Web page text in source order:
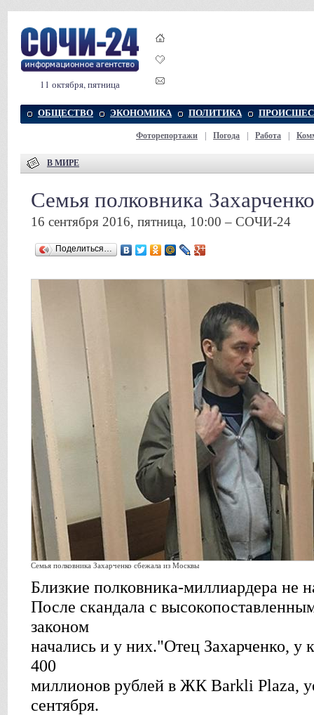
11 октября, пятница
ОБЩЕСТВО ЭКОНОМИКА ПОЛИТИКА
Фоторепортажи Погода Работа
В МИРЕ
Семья полковника
16 сентября 2016, пятница, 10:00 – СОЧИ-24
Поделиться…
Семья полковника Захарченко сбежала из Москвы
Близкие полковника-миллиардера не
После скандала с
законом
начались и у них."Отец Захарченко, у
400
миллионов рублей в ЖК Barkli Plaza,
сентября.